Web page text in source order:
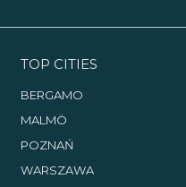
TOP CITIES
BERGAMO
MALMÖ
POZNAŃ
WARSZAWA